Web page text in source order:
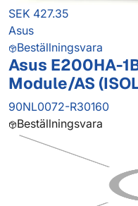
SEK 427.35
Asus
Beställningsvara
Asus E200HA-
Module/AS
90NL0072-R30160
Beställningsvara